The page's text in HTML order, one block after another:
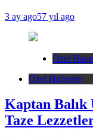
3 ay ago57 yıl ago
Özel
Özel Haberler
Kaptan Balık
Taze